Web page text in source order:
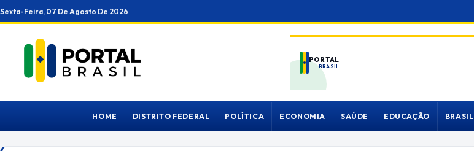
Ir
para
conteúdo
Sexta-Feira, 07 De Agosto De 2026
PORTAL
BRASIL
HOME DISTRITO FEDERAL POLÍTICA ECONOMIA SAÚDE EDUCAÇÃO BRASIL